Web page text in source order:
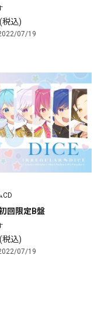
税込)
07/19
CD
回限定B盤
税込)
07/19